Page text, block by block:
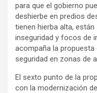
para que el gobierno
deshierbe en predios
tienen hierba alta,
inseguridad y focos de
acompaña la
seguridad en zonas de
El sexto punto de la
con la modernización